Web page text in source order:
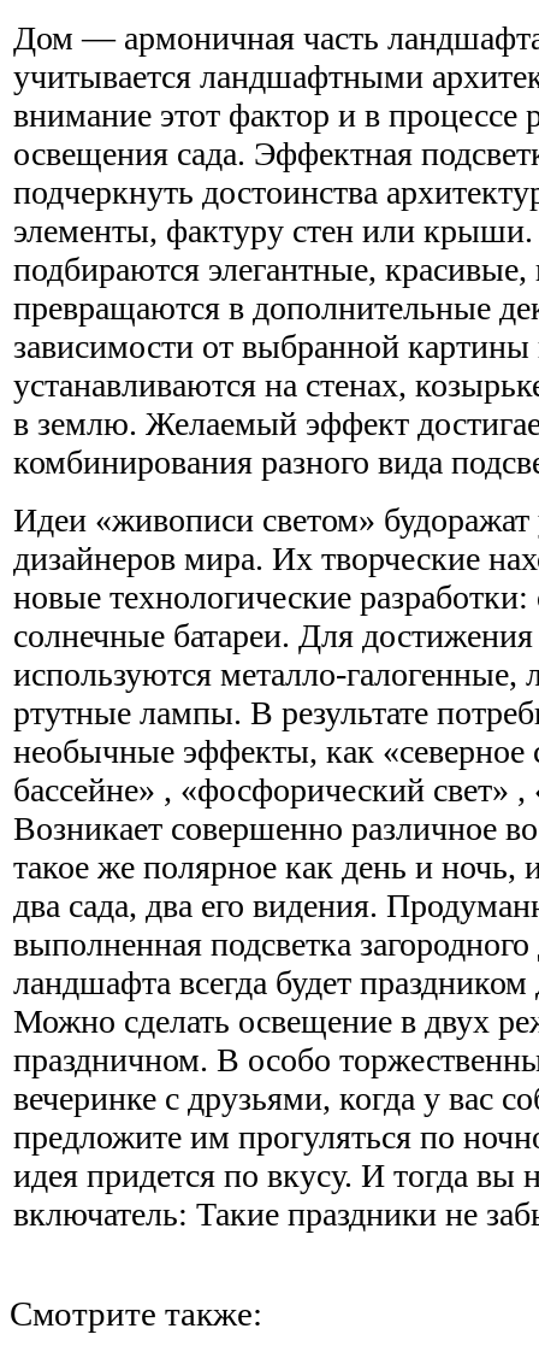
Дом — армоничная часть
учитывается ландшафтными
внимание этот фактор и в процессе
освещения сада. Эффектная
подчеркнуть достоинства
элементы, фактуру стен или
подбираются элегантные,
превращаются в дополнительные
зависимости от выбранной
устанавливаются на стенах,
в землю. Желаемый эффект
комбинирования разного вида
Идеи «живописи светом»
дизайнеров мира. Их творческие
новые технологические
солнечные батареи. Для
используются металло-
ртутные лампы. В результате
необычные эффекты, как «северное
бассейне» , «фосфорический свет»
Возникает совершенно различное
такое же полярное как день и ночь,
два сада, два его видения.
выполненная подсветка
ландшафта всегда будет
Можно сделать освещение в двух
праздничном. В особо
вечеринке с друзьями, когда у вас
предложите им прогуляться по
идея придется по вкусу. И тогда вы
включатель: Такие праздники не
Смотрите также: